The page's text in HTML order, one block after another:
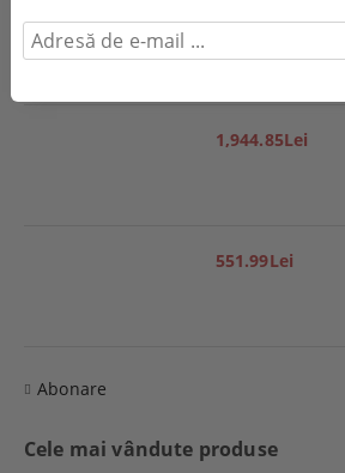
251.95Lei
1,944.85Lei
551.99Lei
Abonare
Cele mai vândute produse